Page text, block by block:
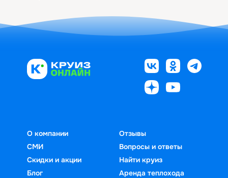
О компании
СМИ
Скидки и акции
Блог
Отзывы
Вопросы и ответы
Найти круиз
Аренда теплохода